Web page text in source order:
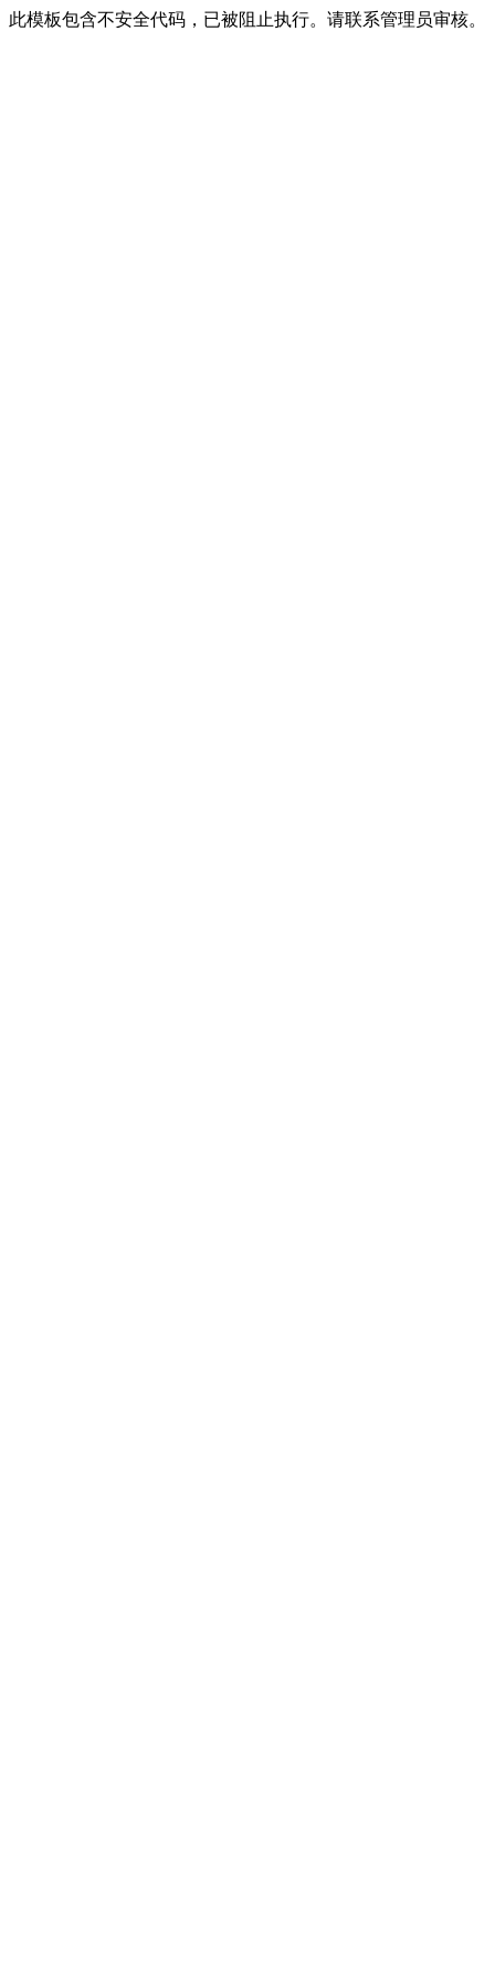
此模板包含不安全代码，已被阻止执行。请联系管理员审核。